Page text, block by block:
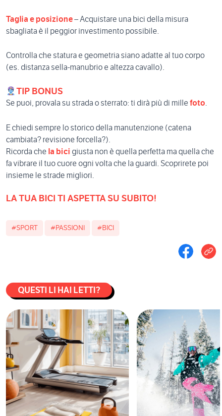
Taglia e posizione–Acquistare una bici della misura
sbagliata è il peggior investimento possibile.
Controlla che statura e geometria siano adatte al tuo corpo
(es. distanza sella-manubrio e altezza cavallo).
TIP BONUS
Se puoi, provala su strada o sterrato: ti dirà più di mille foto
E chiedi sempre lo storico della manutenzione (catena
cambiata? revisione forcella?).
Ricorda che la bici giusta non è quella perfetta ma quella che
fa vibrare il tuo cuore ogni volta che la guardi. Scoprirete poi
insieme le strade migliori.
LA TUA BICI TI ASPETTA SU SUBITO!
#SPORT #PASSIONI #BICI
QUESTI LI HAI LETTI?